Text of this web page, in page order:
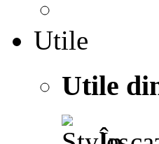
Utile
Utile